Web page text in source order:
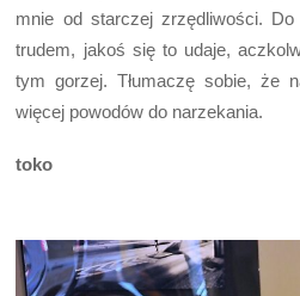
mnie od starczej zrzędliwości.
trudem, jakoś się to udaje,
tym gorzej. Tłumaczę sobie, że
więcej powodów do narzekania.
toko